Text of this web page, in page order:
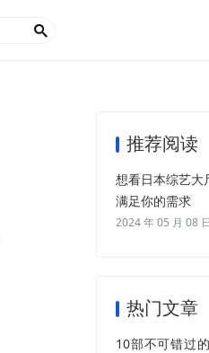

推荐阅读
想看日本综艺大
满足你的需求
2024 年 05 月 08 日
热门文章
10部不可错过